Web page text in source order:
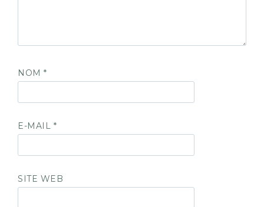
NOM*
E-MAIL *
SITE WEB